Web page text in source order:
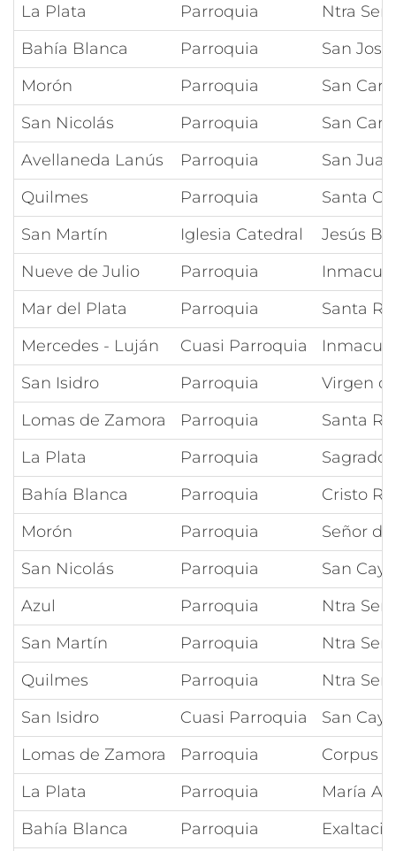
La Plata
Parroquia
Ntra
Bahía Blanca
Parroquia
San José
Morón
Parroquia
San
San Nicolás
Parroquia
San
Avellaneda Lanús
Parroquia
San
Quilmes
Parroquia
Santa
San Martín
Iglesia Catedral
Jesús
Nueve de Julio
Parroquia
Mar del Plata
Parroquia
Santa
Mercedes - Luján
Cuasi Parroquia
San Isidro
Parroquia
Virgen
Lomas de Zamora
Parroquia
Santa
La Plata
Parroquia
Sagrado
Bahía Blanca
Parroquia
Cristo
Morón
Parroquia
Señor
San Nicolás
Parroquia
San
Azul
Parroquia
Ntra
San Martín
Parroquia
Ntra
Quilmes
Parroquia
Ntra
San Isidro
Cuasi Parroquia
San
Lomas de Zamora
Parroquia
Corpus
La Plata
Parroquia
María
Bahía Blanca
Parroquia